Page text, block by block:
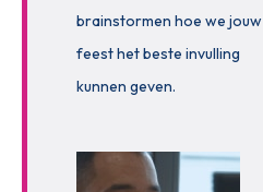
brainstormen hoe we jouw
feest het beste invulling
kunnen geven.